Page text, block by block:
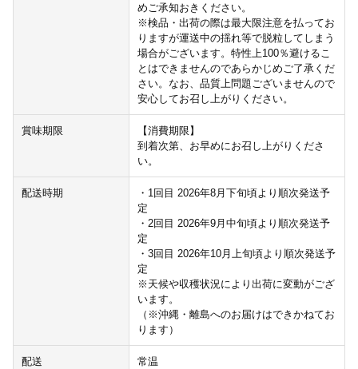
めご承知おきください。
※検品・出荷の際は最大限注意を払ってお
りますが運送中の揺れ等で脱粒してしまう
場合がございます。特性上100％避けるこ
とはできませんのであらかじめご了承くだ
さい。なお、品質上問題ございませんので
安心してお召し上がりください。
賞味期限
【消費期限】
到着次第、お早めにお召し上がりくださ
い。
配送時期
・1回目 2026年8月下旬頃より順次発送予
定
・2回目 2026年9月中旬頃より順次発送予
定
・3回目 2026年10月上旬頃より順次発送予
定
※天候や収穫状況により出荷に変動がござ
います。
（※沖縄・離島へのお届けはできかねてお
ります）
配送 常温